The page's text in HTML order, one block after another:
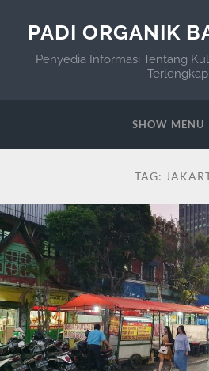
PADI ORGANIK
Penyedia Informasi Tentang
Terlengkap
SHOW MENU
TAG: